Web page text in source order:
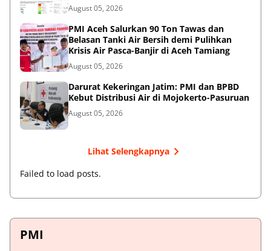
August 05, 2026
PMI Aceh Salurkan 90 Ton Tawas dan
Belasan Tanki Air Bersih demi Pulihkan
Krisis Air Pasca-Banjir di Aceh Tamiang
August 05, 2026
Darurat Kekeringan Jatim: PMI dan BPBD
Kebut Distribusi Air di Mojokerto-Pasuruan
August 05, 2026
Lihat Selengkapnya
Failed to load posts.
PMI